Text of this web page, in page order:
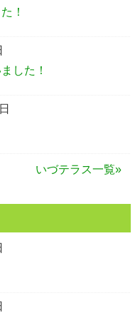
！
した！
いづテラス一覧»